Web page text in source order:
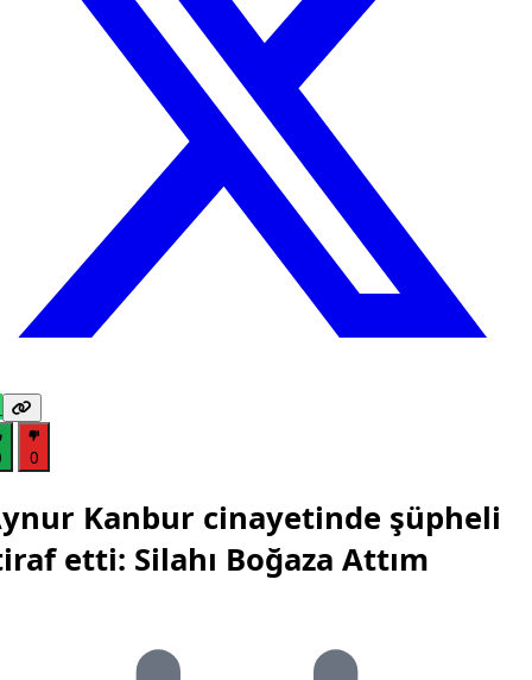
0
Kanbur cinayetinde şüpheli
etti: Silahı Boğaza Attım